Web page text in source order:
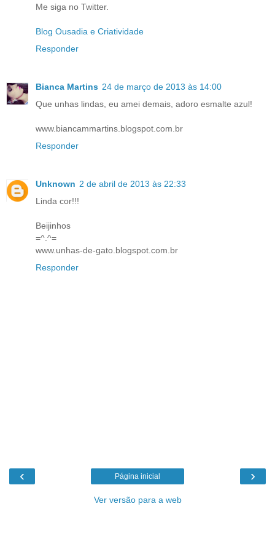
Me siga no Twitter.
Blog Ousadia e Criatividade
Responder
Bianca Martins 24 de março de 2013 às 14:00
Que unhas lindas, eu amei demais, adoro esmalte azul!
www.biancammartins.blogspot.com.br
Responder
Unknown 2 de abril de 2013 às 22:33
Linda cor!!!
Beijinhos
=^.^=
www.unhas-de-gato.blogspot.com.br
Responder
‹ ›
Página inicial
Ver versão para a web